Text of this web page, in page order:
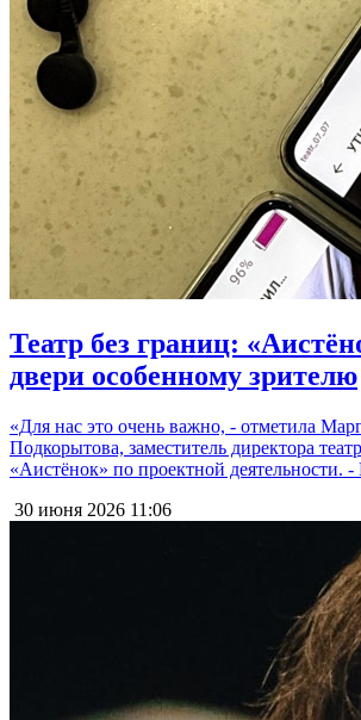
Театр без границ:
двери особенному зрителю
«Для нас это очень важно, - отметила
Подкорытова, заместитель директора
«Аистёнок» по проектной
30 июня 2026 11:06